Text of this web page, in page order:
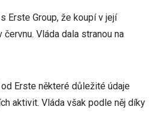
Erste Group, že koupí v její
Vláda dala stranou na
Erste některé důležité údaje
aktivit. Vláda však podle něj díky